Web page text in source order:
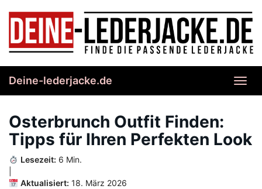
content
Deine-lederjacke.de
Osterbrunch Outfit Finden:
Tipps für Ihren Perfekten Look
Lesezeit: 6 Min.
Aktualisiert: 18. März 2026